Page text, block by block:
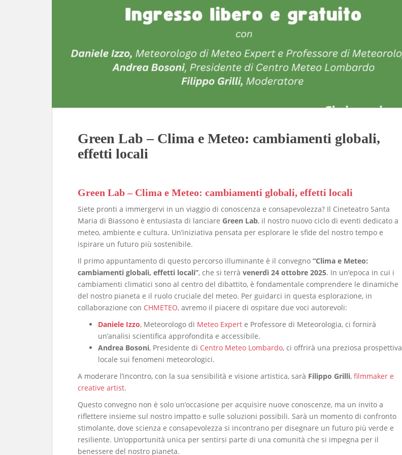
Green Lab – Clima e Meteo: cambiamenti globali,
effetti locali
Green Lab – Clima e Meteo: cambiamenti globali, effetti locali
​Siete pronti a immergervi in un viaggio di conoscenza e consapevolezza? Il Cineteatro Santa
Maria di Biassono è entusiasta di lanciare Green Lab, il nostro nuovo ciclo di eventi dedicato a
meteo, ambiente e cultura. Un’iniziativa pensata per esplorare le sfide del nostro tempo e
ispirare un futuro più sostenibile.
​Il primo appuntamento di questo percorso illuminante è il convegno “Clima e Meteo:
cambiamenti globali, effetti locali”, che si terrà venerdì 24 ottobre 2025. In un’epoca in cui i
cambiamenti climatici sono al centro del dibattito, è fondamentale comprendere le dinamiche
del nostro pianeta e il ruolo cruciale del meteo. Per guidarci in questa esplorazione, in
collaborazione con CHMETEO, avremo il piacere di ospitare due voci autorevoli:
Daniele Izzo, Meteorologo di Meteo Expert e Professore di Meteorologia, ci fornirà
un’analisi scientifica approfondita e accessibile.
Andrea Bosoni, Presidente di Centro Meteo Lombardo, ci offrirà una preziosa prospettiva
locale sui fenomeni meteorologici.
​A moderare l’incontro, con la sua sensibilità e visione artistica, sarà Filippo Grilli, filmmaker e
creative artist.
​Questo convegno non è solo un’occasione per acquisire nuove conoscenze, ma un invito a
riflettere insieme sul nostro impatto e sulle soluzioni possibili. Sarà un momento di confronto
stimolante, dove scienza e consapevolezza si incontrano per disegnare un futuro più verde e
resiliente. Un’opportunità unica per sentirsi parte di una comunità che si impegna per il
benessere del nostro pianeta.